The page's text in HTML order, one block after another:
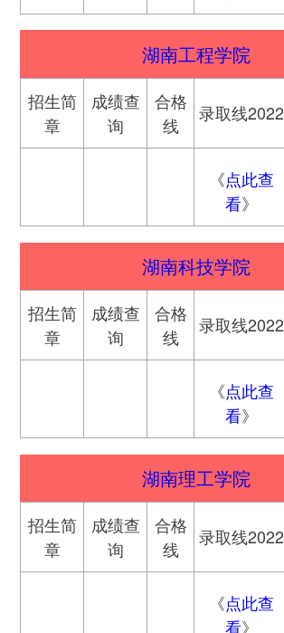
湖南工程学院
招生简
章
成绩查
询
合格
线
录取线2022
《点此查
看》
湖南科技学院
招生简
章
成绩查
询
合格
线
录取线2022
《点此查
看》
湖南理工学院
招生简
章
成绩查
询
合格
线
录取线2022
《点此查
看》